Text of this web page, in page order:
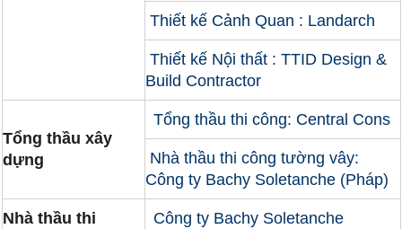
Thiết kế Cảnh Quan : Landarch
Thiết kế Nội thất : TTID Design &
Build Contractor
Tổng thầu xây
dựng
Tổng thầu thi công: Central Cons
Nhà thầu thi công tường vây:
Công ty Bachy Soletanche (Pháp)
Nhà thầu thi
Công ty Bachy Soletanche